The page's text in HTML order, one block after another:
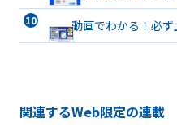
な臨床パートナー
動画でわかる！必
関連するWeb限定の連載